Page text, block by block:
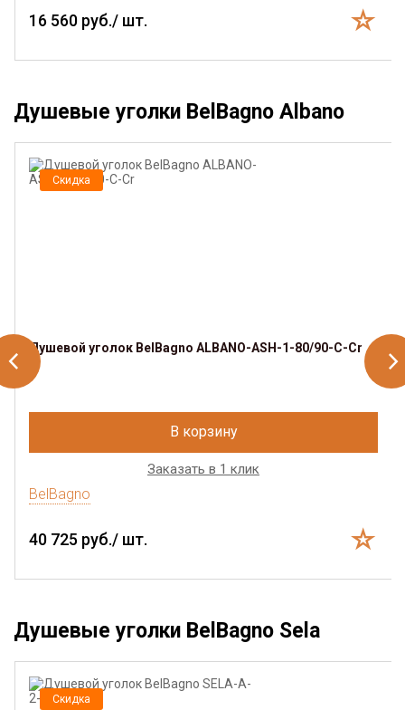
16 560 руб./ шт.
Душевые уголки BelBagno Albano
Скидка
Душевой уголок BelBagno ALBANO-ASH-1-80/90-C-Cr
В корзину
Заказать в 1 клик
BelBagno
40 725 руб./ шт.
Душевые уголки BelBagno Sela
Скидка